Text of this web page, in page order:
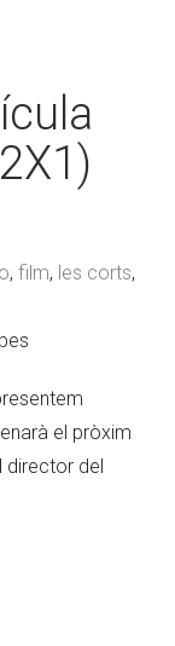
, film, les corts,
el pròxim
director del